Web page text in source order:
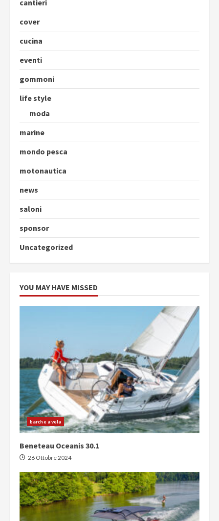
cantieri
cover
cucina
eventi
gommoni
life style
moda
marine
mondo pesca
motonautica
news
saloni
sponsor
Uncategorized
YOU MAY HAVE MISSED
barche a vela
Beneteau Oceanis 30.1
26 Ottobre 2024